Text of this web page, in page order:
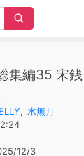
集編35 宋銭
, 水無月
12/3